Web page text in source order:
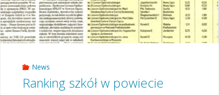
News
Ranking szkół w powiecie